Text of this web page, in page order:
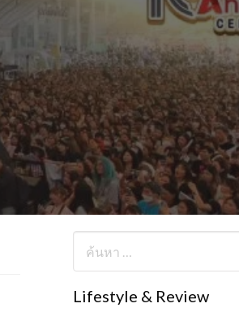
Lifestyle & Review